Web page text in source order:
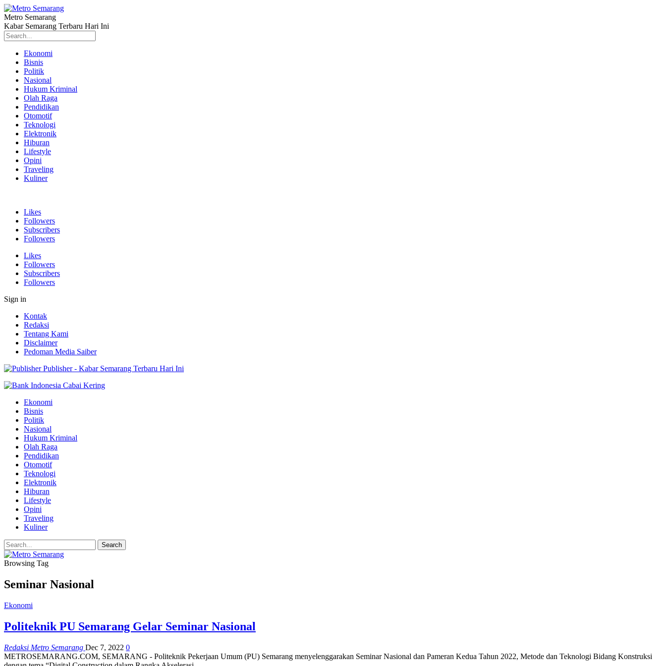
Metro Semarang
Kabar Semarang Terbaru Hari Ini
Ekonomi
Bisnis
Politik
Nasional
Hukum Kriminal
Olah Raga
Pendidikan
Otomotif
Teknologi
Elektronik
Hiburan
Lifestyle
Opini
Traveling
Kuliner
Likes
Followers
Subscribers
Followers
Likes
Followers
Subscribers
Followers
Sign in
Kontak
Redaksi
Tentang Kami
Disclaimer
Pedoman Media Saiber
Publisher - Kabar Semarang Terbaru Hari Ini
Ekonomi
Bisnis
Politik
Nasional
Hukum Kriminal
Olah Raga
Pendidikan
Otomotif
Teknologi
Elektronik
Hiburan
Lifestyle
Opini
Traveling
Kuliner
Browsing Tag
Seminar Nasional
Ekonomi
Politeknik PU Semarang Gelar Seminar Nasional
Redaksi Metro Semarang Dec 7, 2022 0
METROSEMARANG.COM, SEMARANG - Politeknik Pekerjaan Umum (PU) Semarang menyelenggarakan Seminar Nasional dan Pameran Kedua Tahun 2022, Metode dan Teknologi Bidang Konstruksi